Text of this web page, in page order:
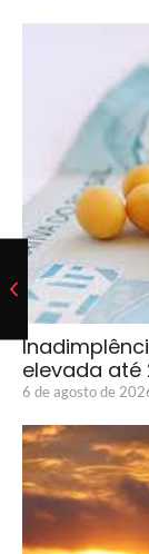
elevada até
6 de agosto de